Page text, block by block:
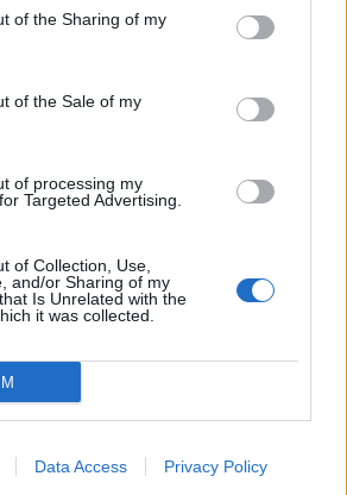
of the Sharing of my
of the Sale of my
of processing my
Targeted Advertising.
of Collection, Use,
and/or Sharing of my
Is Unrelated with the
it was collected.
Data Access Privacy Policy
του ΤΕΕ/ΤΑΚ για το μέλλον της
κορίτσι και ρωτούσε "πόσο;" -
τουρίστα - Δείτε βίντεο